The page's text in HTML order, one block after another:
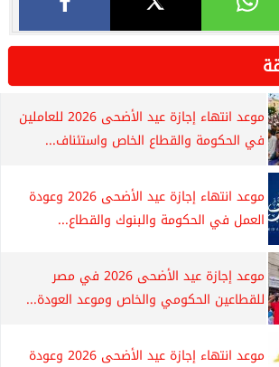
موعد انتهاء إجازة عيد الأضحى 2026 للعاملين
في الحكومة والقطاع الخاص واستئناف...
موعد انتهاء إجازة عيد الأضحى 2026 وعودة
العمل في الحكومة والبنوك والقطاع...
موعد إجازة عيد الأضحى 2026 في مصر
للقطاعين الحكومي والخاص وموعد العودة...
موعد انتهاء إجازة عيد الأضحى 2026 وعودة